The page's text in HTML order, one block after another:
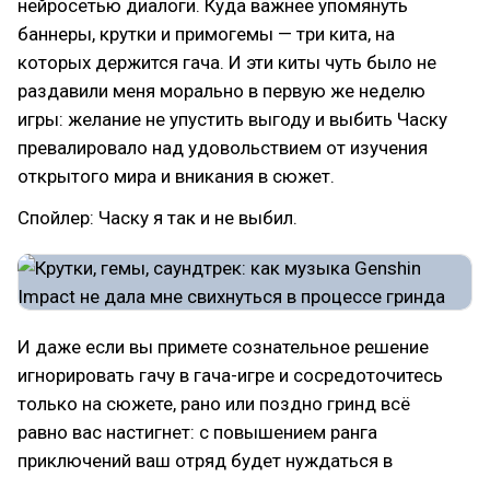
нейросетью диалоги. Куда важнее упомянуть
баннеры, крутки и примогемы — три кита, на
которых держится гача. И эти киты чуть было не
раздавили меня морально в первую же неделю
игры: желание не упустить выгоду и выбить Часку
превалировало над удовольствием от изучения
открытого мира и вникания в сюжет.
Спойлер: Часку я так и не выбил.
И даже если вы примете сознательное решение
игнорировать гачу в гача-игре и сосредоточитесь
только на сюжете, рано или поздно гринд всё
равно вас настигнет: с повышением ранга
приключений ваш отряд будет нуждаться в